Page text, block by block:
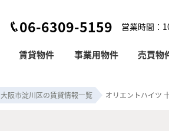
06-6309-5159 営業時間：
賃貸物件 事業用物件 売買物
大阪市淀川区の賃貸情報一覧 オリエントハイツ